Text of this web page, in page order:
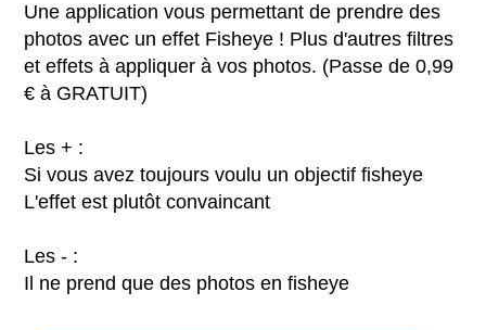
Une application vous permettant de prendre des
photos avec un effet Fisheye ! Plus d'autres filtres
et effets à appliquer à vos photos. (Passe de 0,99
€ à GRATUIT)
Les + :
Si vous avez toujours voulu un objectif fisheye
L'effet est plutôt convaincant
Les - :
Il ne prend que des photos en fisheye